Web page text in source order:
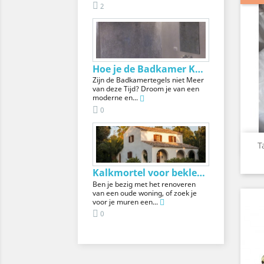
2
Hoe je de Badkamer Kunt Renovieren zonder...
Zijn de Badkamertegels niet Meer
van deze Tijd? Droom je van een
moderne en...
0
Kalkmortel voor bekleding: soorten,...
Ben je bezig met het renoveren
van een oude woning, of zoek je
voor je muren een...
0